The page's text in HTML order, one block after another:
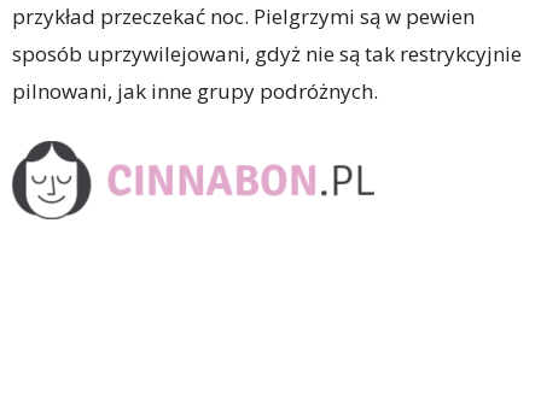
przykład przeczekać noc. Pielgrzymi są w pewien
sposób uprzywilejowani, gdyż nie są tak restrykcyjnie
pilnowani, jak inne grupy podróżnych.